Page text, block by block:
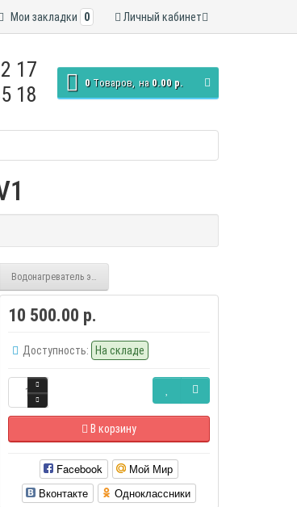
Личный кабинет
Мои закладки 0
17
18
0 Tоваров, на 0.00 р.
Водонагреватель электрический De Luxe W80V10
10 500.00 р.
Доступность: На складе
В корзину
Facebook
Мой Мир
Вконтакте
Одноклассники